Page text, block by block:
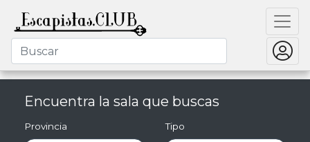
Encuentra la sala que buscas
Provincia Tipo